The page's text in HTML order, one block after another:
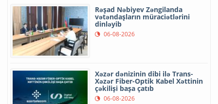
Rəşad Nəbiyev Zəngilanda
vətəndaşların müraciətlərini
dinləyib
06-08-2026
Xəzər dənizinin dibi ilə Trans-
Xəzər Fiber-Optik Kabel Xəttinin
çəkilişi başa çatıb
06-08-2026